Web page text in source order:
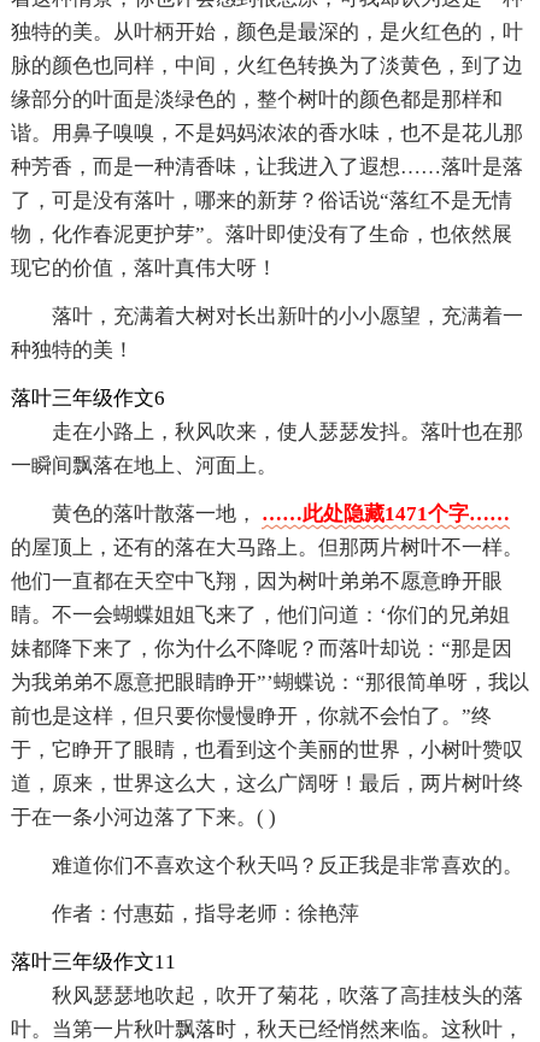
独特的美。从叶柄开始，颜色是最深的，是火红色的，叶
脉的颜色也同样，中间，火红色转换为了淡黄色，到了边
缘部分的叶面是淡绿色的，整个树叶的颜色都是那样和
谐。用鼻子嗅嗅，不是妈妈浓浓的香水味，也不是花儿那
种芳香，而是一种清香味，让我进入了遐想……落叶是落
了，可是没有落叶，哪来的新芽？俗话说“落红不是无情
物，化作春泥更护芽”。落叶即使没有了生命，也依然展
现它的价值，落叶真伟大呀！
落叶，充满着大树对长出新叶的小小愿望，充满着一
种独特的美！
落叶三年级作文6
走在小路上，秋风吹来，使人瑟瑟发抖。落叶也在那
一瞬间飘落在地上、河面上。
黄色的落叶散落一地， ……此处隐藏1471个字……
的屋顶上，还有的落在大马路上。但那两片树叶不一样。
他们一直都在天空中飞翔，因为树叶弟弟不愿意睁开眼
睛。不一会蝴蝶姐姐飞来了，他们问道：‘你们的兄弟姐
妹都降下来了，你为什么不降呢？而落叶却说：“那是因
为我弟弟不愿意把眼睛睁开”’蝴蝶说：“那很简单呀，我以
前也是这样，但只要你慢慢睁开，你就不会怕了。”终
于，它睁开了眼睛，也看到这个美丽的世界，小树叶赞叹
道，原来，世界这么大，这么广阔呀！最后，两片树叶终
于在一条小河边落了下来。( )
难道你们不喜欢这个秋天吗？反正我是非常喜欢的。
作者：付惠茹，指导老师：徐艳萍
落叶三年级作文11
秋风瑟瑟地吹起，吹开了菊花，吹落了高挂枝头的落
叶。当第一片秋叶飘落时，秋天已经悄然来临。这秋叶，